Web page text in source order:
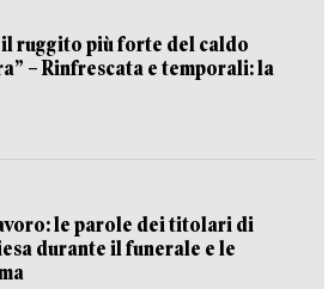
ruggito più forte del caldo
– Rinfrescata e temporali: la
le parole dei titolari di
durante il funerale e le